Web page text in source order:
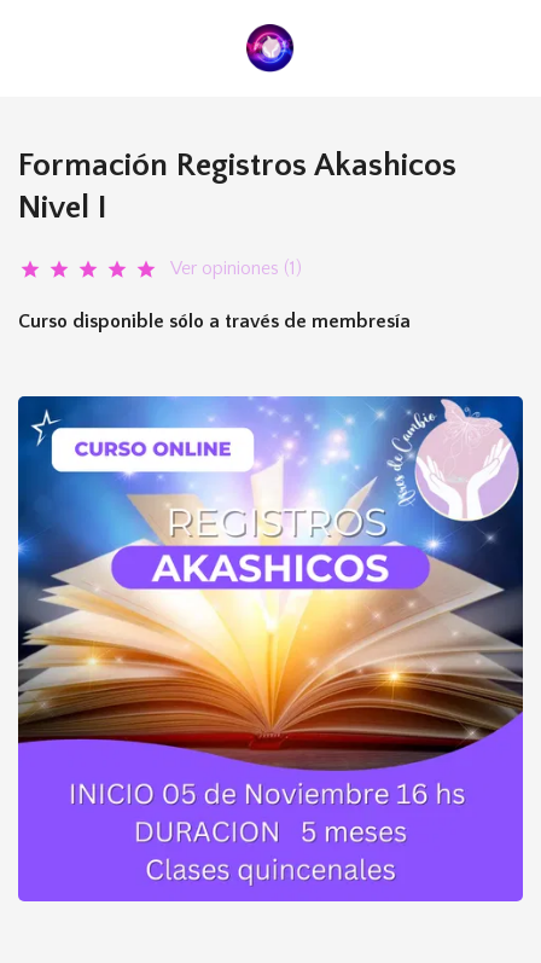
Formación Registros Akashicos
Nivel I
star star star star star Ver opiniones (1)
Curso disponible sólo a través de membresía